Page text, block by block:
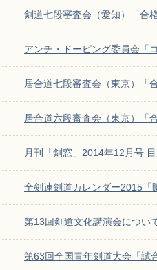
剣道七段審査会（愛知）「合
アンチ・ドーピング委員会「
居合道七段審査会（東京）「
居合道六段審査会（東京）「
月刊「剣窓」2014年12月号
全剣連剣道カレンダー2015「
第13回剣道文化講演会につい
第63回全国青年剣道大会「試